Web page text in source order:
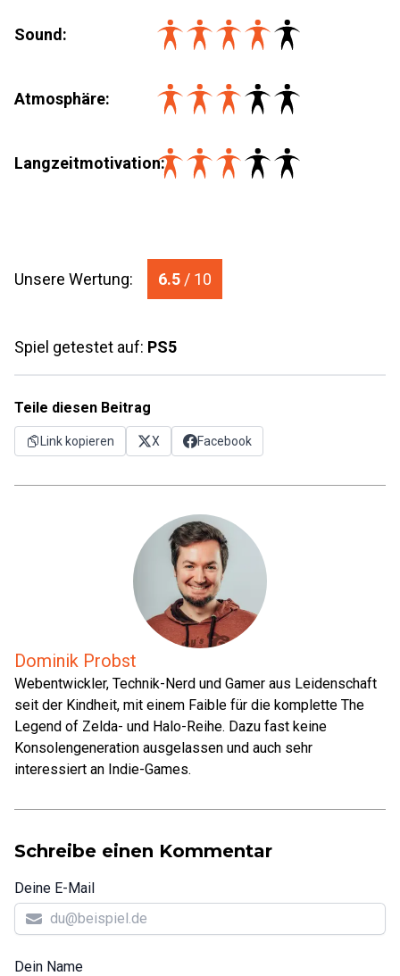
Sound:
Atmosphäre:
Langzeitmotivation:
Unsere Wertung: 6.5 / 10
Spiel getestet auf: PS5
Teile diesen Beitrag
Link kopieren X Facebook
Dominik Probst
Webentwickler, Technik-Nerd und Gamer aus Leidenschaft
seit der Kindheit, mit einem Faible für die komplette The
Legend of Zelda- und Halo-Reihe. Dazu fast keine
Konsolengeneration ausgelassen und auch sehr
interessiert an Indie-Games.
Schreibe einen Kommentar
Deine E-Mail
Dein Name